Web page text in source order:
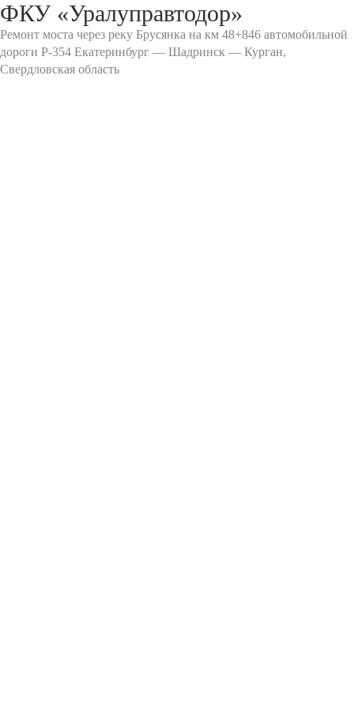
ФКУ «Уралуправтодор»
Ремонт моста через реку Брусянка на км 48+846 автомобильной
дороги Р-354 Екатеринбург — Шадринск — Курган,
Свердловская область